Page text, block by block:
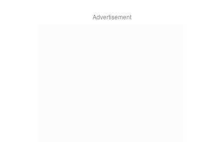
Advertisement